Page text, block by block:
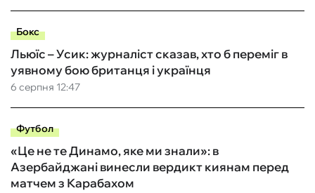
Бокс
6 серпня 12:47
Льюїс – Усик: журналіст сказав, хто б переміг в
уявному бою британця і українця
Футбол
«Це не те Динамо, яке ми знали»: в
Азербайджані винесли вердикт киянам перед
матчем з Карабахом